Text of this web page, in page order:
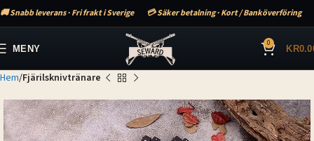
🚚 Snabb leverans · Fri frakt i Sverige 💳 Säker betalning · Kort / Banköverföring
MENY 0 KR
Hem Fjärilsknivtränare